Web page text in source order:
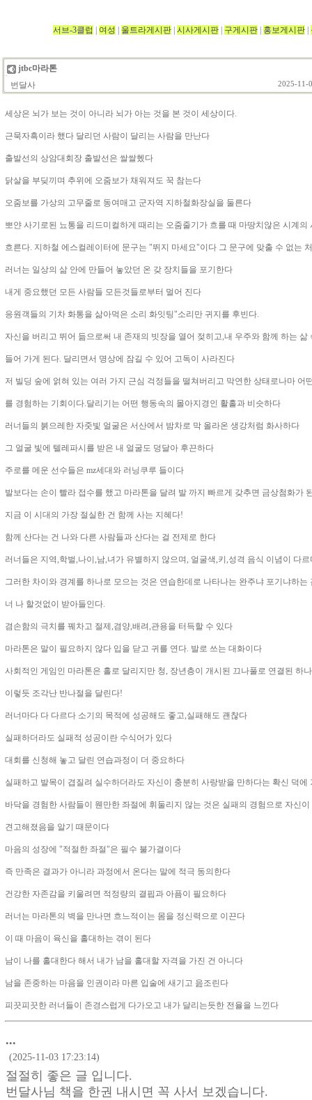
서브-3클럽 여성 울트라게시판 시사게시판 구게시판 홍보게시판
jtbc마라톤
번달사
2025-11-
세상은 뇌가 보는 것이 아니라 뇌가 아는 것을 본 것이 세상이다.
근묵자흑이라 했다 달리던 사람이 달리는 사람을 만난다
출발선의 상암대회장 출발선은 쌀쌀헸다
닭살을 부딪끼며 추위에 오줌보가 채워져도 꾹 참는다
오줌보를 가상의 고무줄로 동여매고 군자역 지하철화장실을 둘른다
뽀얀 사기로된 뇨통을 리드미컬하게 때리는 오줌줄기가 흐를 때 마땅치않은 시계의
흐른다. 지하철 에스컬레이터에 문구는 "뛰지 마세요"이다 그 문구에 맞출 수 없는
러너는 일상의 삶 안에 만들어 놓았던 온 갖 장치들을 포기한다
내게 중요했던 모든 사람들 모든것들로부터 멀어 진다
응원객들의 기차 화통을 삶아먹은 소리 화잇팅"소리만 귀지를 후빈다.
자신을 버리고 뛰어 듦으로써 내 존재의 빗장을 열어 젖히고,내 우주와 함께 하는 삶
들어 가게 된다. 달리면서 명상에 잠길 수 있어 고독이 사라진다
저 빌딩 숲에 얽혀 있는 여러 가지 근심 걱정들을 떨쳐버리고 막연한 상태로나마 어
를 경험하는 기회이다.달리기는 어떤 행동속의 몰아지경인 활홀과 비슷하다
러너들의 붉으레한 자줏빛 얼굴은 서산에서 밤차로 막 올라온 생강처럼 화사하다
그 얼굴 빛에 텔레파시를 받은 내 얼굴도 덩달아 후끈하다
주로를 메운 선수들은 mz세대와 러닝쿠루 들이다
발보다는 손이 빨라 접수를 했고 마라톤을 달려 발 까지 빠르게 갖추면 금상첨화가
지금 이 시대의 가장 절실한 건 함께 사는 지혜다!
함께 산다는 건 나와 다른 사람들과 산다는 걸 전제로 한다
러너들은 지역,학벌,나이,남,녀가 유별하지 않으며, 얼굴색,키,성격 음식 이념이 다르
그러한 차이와 경계를 하나로 모으는 것은 연습한데로 나타나는 완주냐 포기냐하는
너 나 할것없이 받아들인다.
겸손함의 극치를 꿰차고 절제,겸양,배려,관용을 터득할 수 있다
마라톤은 말이 필요하지 않다 입을 닫고 귀를 연다. 발로 쓰는 대화이다
사회적인 게임인 마라톤은 홀로 달리지만 청, 장년층이 개시된 끄나풀로 연결된 하
이렇듯 조각난 반나절을 달린다!
러너마다 다 다르다 소기의 목적에 성공해도 좋고,실패해도 괜찮다
실패하더라도 실패적 성공이란 수식어가 있다
대회를 신청해 놓고 달린 연습과정이 더 중요하다
실패하고 발목이 겹질려 실수하더라도 자신이 충분히 사랑받을 만하다는 확신 덕에
바닥을 경험한 사람들이 웬만한 좌절에 휘둘리지 않는 것은 실패의 경험으로 자신이
견고해졌음을 알기 때문이다
마음의 성장에 "적절한 좌절"은 필수 불가결이다
즉 만족은 결과가 아니라 과정에서 온다는 말에 적극 동의한다
건강한 자존감을 키울려면 적정량의 결핍과 아픔이 필요하다
러너는 마라톤의 벽을 만나면 흐느적이는 몸을 정신력으로 이끈다
이 때 마음이 육신을 홀대하는 겪이 된다
남이 나를 홀대한다 해서 내가 남을 홀대할 자격을 가진 건 아니다
남을 존중하는 마음을 인권이라 마른 입술에 새기고 읊조린다
피끗피끗한 러너들이 존경스럽게 다가오고 내가 달리는듯한 전율을 느낀다
...
(2025-11-03 17:23:14)
절절히 좋은 글 입니다.
번달사님 책을 한권 내시면 꼭 사서 보겠습니다.